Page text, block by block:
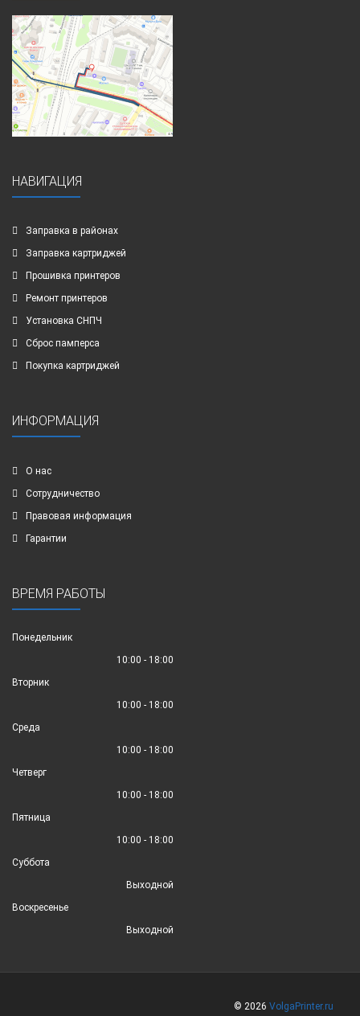
НАВИГАЦИЯ
Заправка в районах
Заправка картриджей
Прошивка принтеров
Ремонт принтеров
Установка СНПЧ
Сброс памперса
Покупка картриджей
ИНФОРМАЦИЯ
О нас
Сотрудничество
Правовая информация
Гарантии
ВРЕМЯ РАБОТЫ
Понедельник
10:00 - 18:00
Вторник
10:00 - 18:00
Среда
10:00 - 18:00
Четверг
10:00 - 18:00
Пятница
10:00 - 18:00
Суббота
Выходной
Воскресенье
Выходной
© 2026 VolgaPrinter.ru